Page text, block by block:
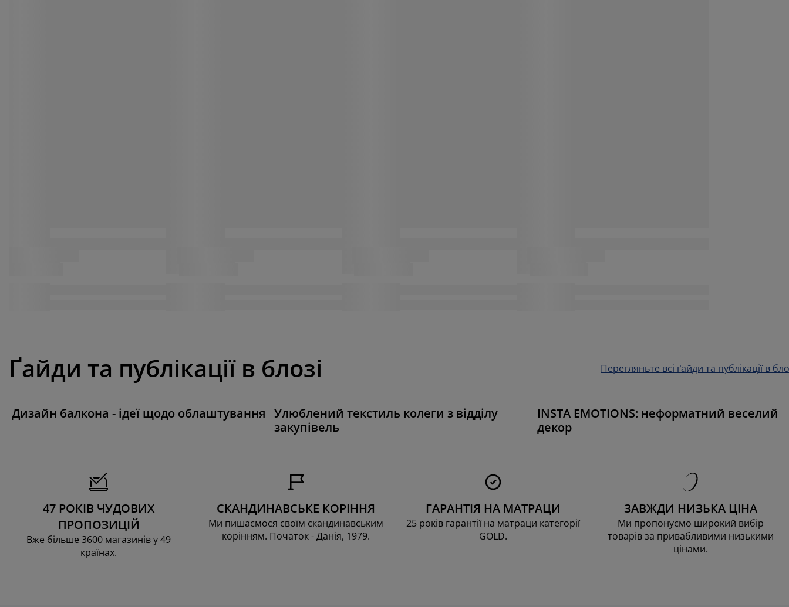
Ґайди та публікації в блозі Перегляньте всі ґайди та публікації в
Дизайн балкона - ідеї щодо облаштування
Улюблений текстиль колеги з відділу
закупівель
INSTA EMOTIONS: неформатний веселий
декор
47 РОКІВ ЧУДОВИХ
ПРОПОЗИЦІЙ
Вже більше 3600 магазинів у 49
країнах.
СКАНДИНАВСЬКЕ КОРІННЯ
Ми пишаємося своїм скандинавським
корінням. Початок - Данія, 1979.
ГАРАНТІЯ НА МАТРАЦИ
25 років гарантії на матраци категорії
GOLD.
ЗАВЖДИ НИЗЬКА ЦІНА
Ми пропонуємо широкий вибір
товарів за привабливими низькими
цінами.